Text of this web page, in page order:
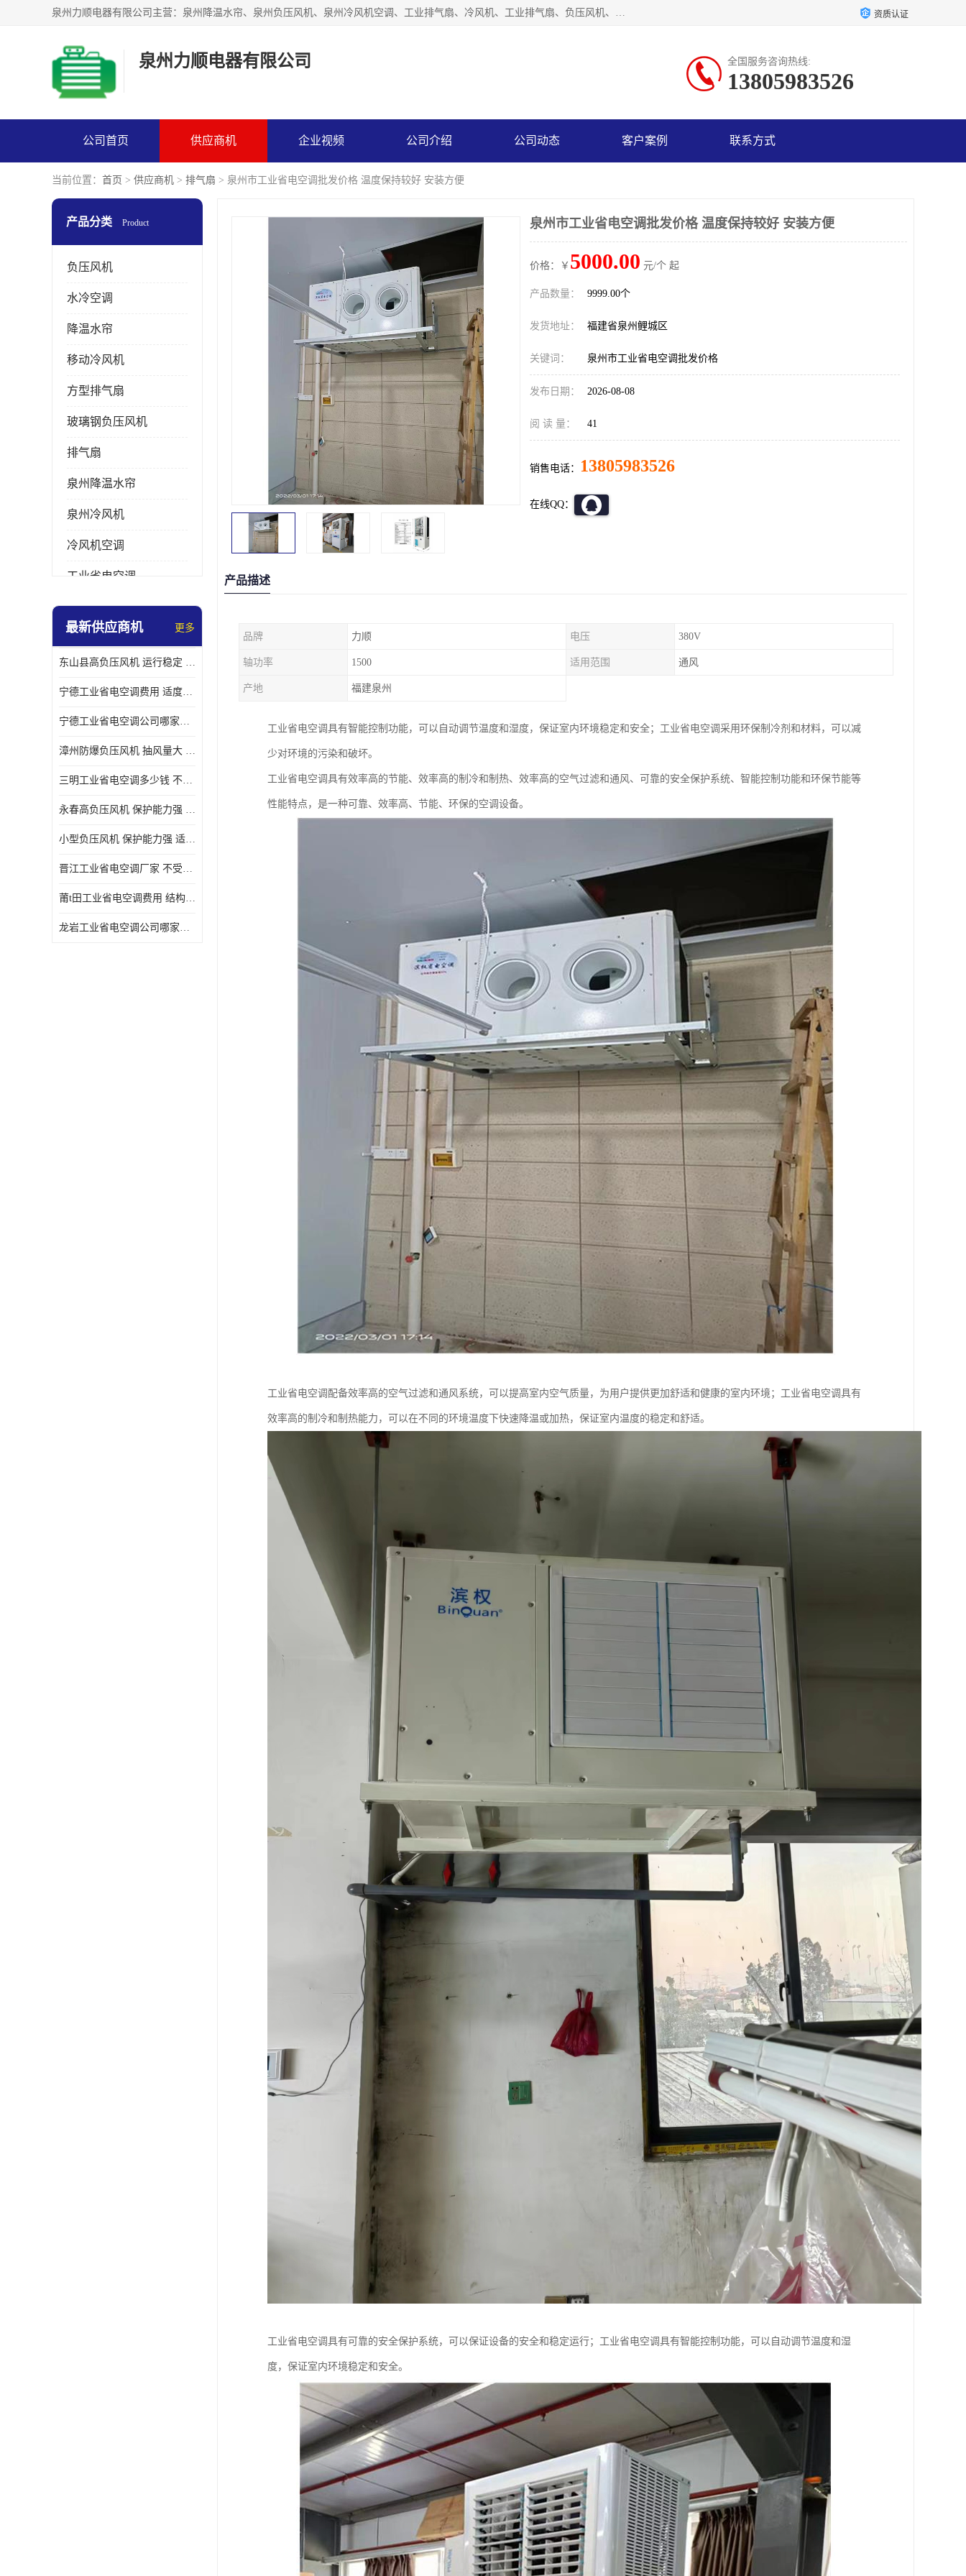
泉州力顺电器有限公司主营：泉州降温水帘、泉州负压风机、泉州冷风机空调、工业排气扇、冷风机、工业排气扇、负压风机、负压风机、水冷空调、降温水帘等产品。为用户解决了通风、降温、除味、除尘等难题，其环保、节能的理念与用户的实践检验结果相吻合，赢得了广大客户的信誉和青睐。 资质认证
泉州力顺电器有限公司 全国服务咨询热线:
13805983526
公司首页 供应商机 企业视频 公司介绍 公司动态 客户案例 联系方式
当前位置： 首页 > 供应商机 > 排气扇 > 泉州市工业省电空调批发价格 温度保持较好 安装方便
产品分类 Product
负压风机
水冷空调
降温水帘
移动冷风机
方型排气扇
玻璃钢负压风机
排气扇
泉州降温水帘
泉州冷风机
冷风机空调
工业省电空调
工业大吊扇
最新供应商机 更多
东山县高负压风机 运行稳定 耐高温 防腐蚀
宁德工业省电空调费用 适度较高 节省占用空间
宁德工业省电空调公司哪家好 适度较高 结构紧凑 美观
漳州防爆负压风机 抽风量大 通风降温效果好
三明工业省电空调多少钱 不受管长限制 保持空气湿润
永春高负压风机 保护能力强 体积大 风道大
小型负压风机 保护能力强 适用面积广
晋江工业省电空调厂家 不受管长限制 节省占用空间
莆t田工业省电空调费用 结构紧凑 美观 能耗低 噪音小
龙岩工业省电空调公司哪家好 适应性强 维护简单
泉州市工业省电空调批发价格 温度保持较好 安装方便
价格：￥ 5000.00 元/个 起
产品数量： 9999.00个
发货地址： 福建省泉州鲤城区
关键词： 泉州市工业省电空调批发价格
发布日期： 2026-08-08
阅 读 量： 41
销售电话： 13805983526
在线QQ：
产品描述
品牌 力顺 电压 380V
轴功率 1500 适用范围 通风
产地 福建泉州
工业省电空调具有智能控制功能，可以自动调节温度和湿度，保证室内环境稳定和安全；工业省电空调采用环保制冷剂和材料，可以减
少对环境的污染和破坏。
工业省电空调具有效率高的节能、效率高的制冷和制热、效率高的空气过滤和通风、可靠的安全保护系统、智能控制功能和环保节能等
性能特点，是一种可靠、效率高、节能、环保的空调设备。
工业省电空调配备效率高的空气过滤和通风系统，可以提高室内空气质量，为用户提供更加舒适和健康的室内环境；工业省电空调具有
效率高的制冷和制热能力，可以在不同的环境温度下快速降温或加热，保证室内温度的稳定和舒适。
工业省电空调具有可靠的安全保护系统，可以保证设备的安全和稳定运行；工业省电空调具有智能控制功能，可以自动调节温度和湿
度，保证室内环境稳定和安全。